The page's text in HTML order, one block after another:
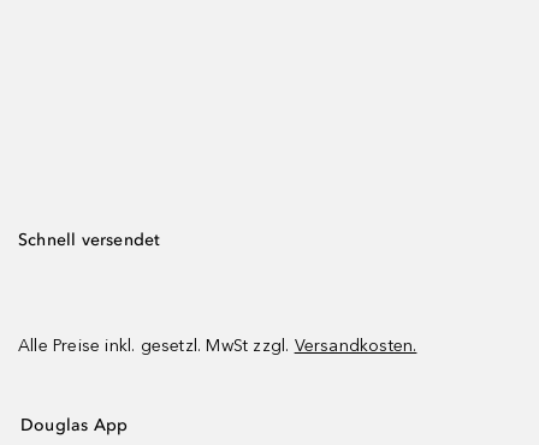
Schnell versendet
Alle Preise inkl. gesetzl. MwSt zzgl. Versandkosten.
Douglas App